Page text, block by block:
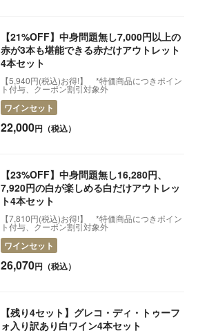
【21%OFF】中身問題無し7,000円以上の
赤が3本も堪能できる赤だけアウトレット
4本セット
【5,940円(税込)お得!】 *特価商品につきポイン
ト付与、クーポン割引対象外
ワインセット
22,000円（税込）
【23%OFF】中身問題無し16,280円、
7,920円の白が楽しめる白だけアウトレッ
ト4本セット
【7,810円(税込)お得!】 *特価商品につきポイン
ト付与、クーポン割引対象外
ワインセット
26,070円（税込）
【残り4セット】グレコ・ディ・トゥーフ
ォ入り訳あり白ワイン4本セット